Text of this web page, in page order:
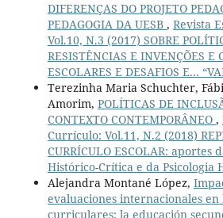
DIFERENÇAS DO PROJETO
PEDAGOGIA DA UESB , Revista
Vol.10, N.3 (2017) SOBRE
RESISTÊNCIAS E INVENÇÕES E
ESCOLARES E DESAFIOS E...
Terezinha Maria Schuchter,
Amorim, POLÍTICAS DE
CONTEXTO CONTEMPORÂNEO ,
Currículo: Vol.11, N.2 (2018)
CURRÍCULO ESCOLAR: aportes
Histórico-Crítica e da Psicologia
Alejandra Montané López,
evaluaciones internacionales en
curriculares: la educación